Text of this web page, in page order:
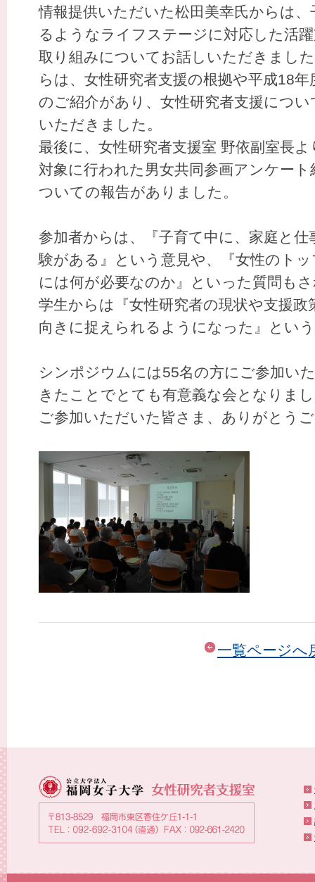
情報提供いただいた松田美幸氏からは
るようなライフステージに対応した活
取り組みについてお話しいただきまし
らは、女性研究者支援の根拠や平成18
のご紹介があり、女性研究者支援につ
いただきました。
最後に、女性研究者支援室 野依副室長
対象に行われた男女共同参画アンケー
ついての報告がありました。
参加者からは、『子育て中に、家庭と
験がある』という意見や、『女性のト
には何が必要なのか』といった質問も
学生からは『女性研究者の現状や支援
向きに捉えられるようになった』とい
シンポジウムには55名の方にご参加い
きたことでとても有意義な会となりま
ご参加いただいた皆さま、ありがとう
一覧ページへ